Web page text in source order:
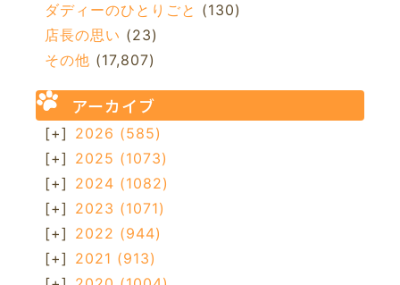
ダディーのひとりごと (130)
店長の思い (23)
その他 (17,807)
アーカイブ
[+] 2026 (585)
[+] 2025 (1073)
[+] 2024 (1082)
[+] 2023 (1071)
[+] 2022 (944)
[+] 2021 (913)